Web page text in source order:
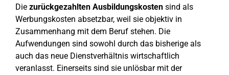
Die zurückgezahlten Ausbildungskosten sind als
Werbungskosten absetzbar, weil sie objektiv in
Zusammenhang mit dem Beruf stehen. Die
Aufwendungen sind sowohl durch das bisherige als
auch das neue Dienstverhältnis wirtschaftlich
veranlasst. Einerseits sind sie unlösbar mit der